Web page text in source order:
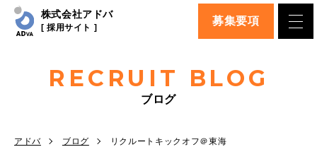
株式会社アドバ
[ 採用サイト ]
募集要項
RECRUIT BLOG
ブログ
アドバ ブログ リクルートキックオフ＠東海